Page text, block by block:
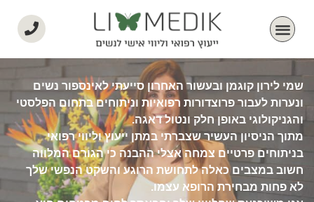
שמי לירון קוגמן ובעשור האחרון סייעתי לאינספור נשים
ונערות לעבור פרוצדורות רפואיות וניתוחים בתחום הפלסטי
והגניקולוגי באופן חלק ונטול דאגה.
מתוך הניסיון העשיר שצברתי במתן ייעוץ וליווי רפואי
בניתוחים פרטיים צמחה אצלי ההבנה כי הגורם המלווה
חשוב במצבים כאלה לתחושת הרוגע והשקט הנפשי שלך
לא פחות מבחירת הרופא עצמו.